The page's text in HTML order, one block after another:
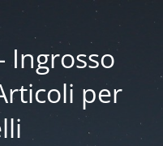
Ingrosso
per